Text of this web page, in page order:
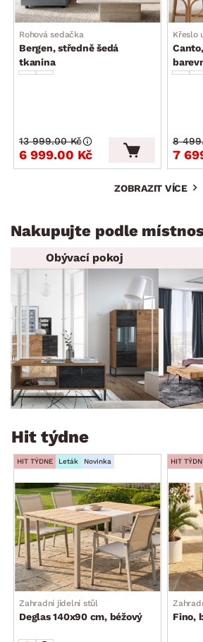
Rohová sedačka
Bergen, středně šedá
tkanina
6 999.00 Kč
13 999.00 Kč
Křeslo
7
8
ZOBRAZIT VÍCE
Nakupujte podle
Obývací pokoj
Hit týdne
HIT TÝDNE Leták Novinka
Zahradní jídelní stůl
Deglas 140x90 cm, béžový
HIT
Fino,